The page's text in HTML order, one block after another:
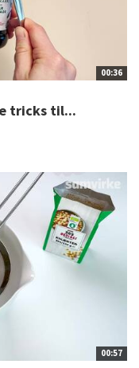
00:36
tricks til...
00:57